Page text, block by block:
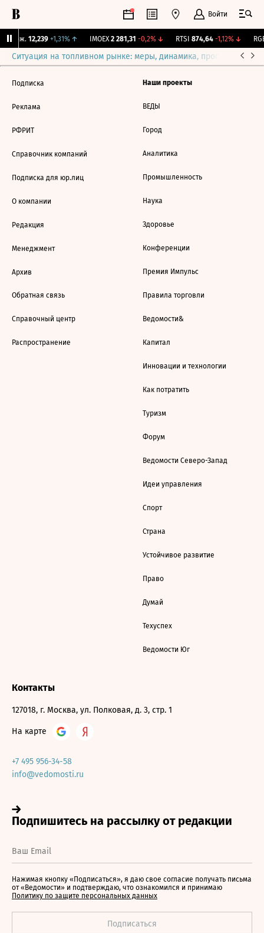
Войти
Бирж. 12,239 +1,31%↑ IMOEX 2 281,31 -0,2%↓ RTSI 874,64 -1,12%↓
Ситуация на топливном рынке: меры, динамика, прогнозы
Подписка
Реклама
РФРИТ
Справочник компаний
Подписка для юр.лиц
О компании
Редакция
Менеджмент
Архив
Обратная связь
Справочный центр
Распространение
Наши проекты
ВЕДЫ
Город
Аналитика
Промышленность
Наука
Здоровье
Конференции
Премия Импульс
Правила торговли
Ведомости&
Капитал
Инновации и технологии
Как потратить
Туризм
Форум
Ведомости Северо-Запад
Идеи управления
Спорт
Страна
Устойчивое развитие
Право
Думай
Техуспех
Ведомости Юг
Контакты
127018, г. Москва, ул. Полковая, д. 3, стр. 1
На карте
+7 495 956-34-58
info@vedomosti.ru
Нажимая кнопку «Подписаться», я даю свое согласие получать письма
от «Ведомости» и подтверждаю, что ознакомился и принимаю
Политику по защите персональных данных